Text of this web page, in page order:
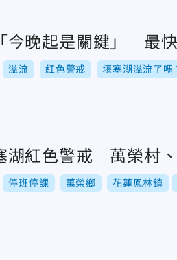
今晚起是關鍵」 最
溢流 紅色警戒 堰塞湖溢流了嗎
湖紅色警戒 萬榮村
停班停課 萬榮鄉 花蓮鳳林鎮